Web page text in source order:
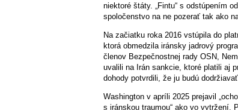
niektoré štáty. „Fintu“ s odstúpením
spoločenstvo na ne pozerať tak ako
Na začiatku roka 2016 vstúpila do
ktorá obmedzila iránsky jadrový
členov Bezpečnostnej rady OSN,
uvalili na Irán sankcie, ktoré platili aj
dohody potvrdili, že ju budú
Washington v apríli 2025 prejavil
s iránskou traumou“ ako vo vytržení.